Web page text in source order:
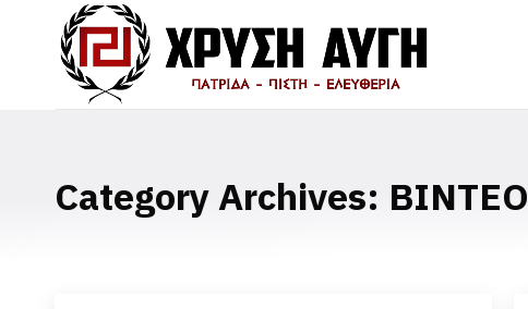
Category Archives: ΒΙΝΤΕΟ